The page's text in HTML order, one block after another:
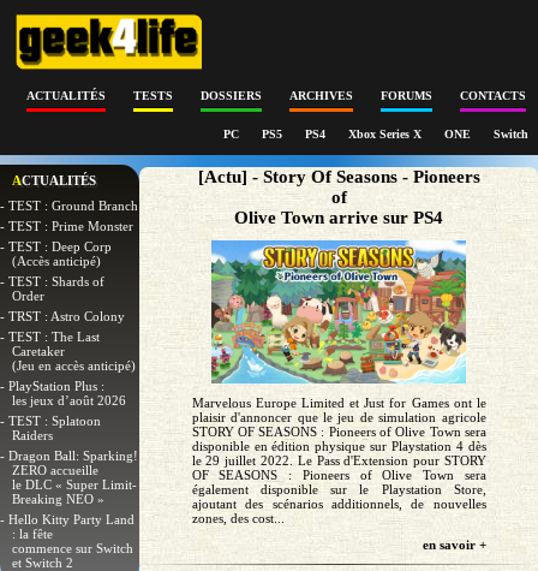
ACTUALITÉS TESTS DOSSIERS ARCHIVES FORUMS CONTACTS
PC PS5 PS4 Xbox Series X ONE Switch
ACTUALITÉS
- TEST : Ground Branch
- TEST : Prime Monster
- TEST : Deep Corp
(Accès anticipé)
- TEST : Shards of
Order
- TRST : Astro Colony
- TEST : The Last
Caretaker
(Jeu en accès anticipé)
- PlayStation Plus :
les jeux d’août 2026
- TEST : Splatoon
Raiders
- Dragon Ball: Sparking!
ZERO accueille
le DLC « Super Limit-
Breaking NEO »
- Hello Kitty Party Land
: la fête
commence sur Switch
et Switch 2
[Actu] - Story Of Seasons - Pioneers
of
Olive Town arrive sur PS4
Marvelous Europe Limited et Just for Games ont le
plaisir d'annoncer que le jeu de simulation agricole
STORY OF SEASONS : Pioneers of Olive Town sera
disponible en édition physique sur Playstation 4 dès
le 29 juillet 2022. Le Pass d'Extension pour STORY
OF SEASONS : Pioneers of Olive Town sera
également disponible sur le Playstation Store,
ajoutant des scénarios additionnels, de nouvelles
zones, des cost...
en savoir +